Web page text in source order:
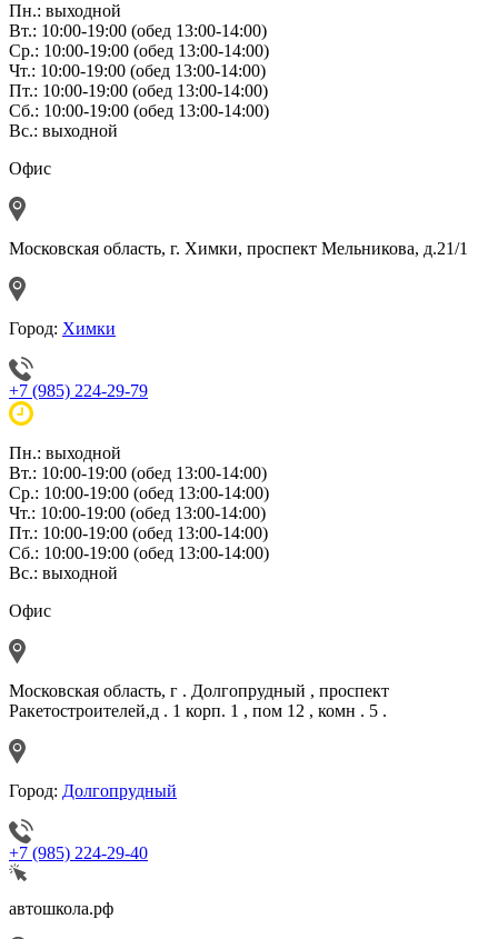
Пн.: выходной
Вт.: 10:00-19:00 (обед 13:00-14:00)
Ср.: 10:00-19:00 (обед 13:00-14:00)
Чт.: 10:00-19:00 (обед 13:00-14:00)
Пт.: 10:00-19:00 (обед 13:00-14:00)
Сб.: 10:00-19:00 (обед 13:00-14:00)
Вс.: выходной
Офис
Московская область, г. Химки, проспект Мельникова, д.21/1
Город: Химки
+7 (985) 224-29-79
Пн.: выходной
Вт.: 10:00-19:00 (обед 13:00-14:00)
Ср.: 10:00-19:00 (обед 13:00-14:00)
Чт.: 10:00-19:00 (обед 13:00-14:00)
Пт.: 10:00-19:00 (обед 13:00-14:00)
Сб.: 10:00-19:00 (обед 13:00-14:00)
Вс.: выходной
Офис
Московская область, г . Долгопрудный , проспект
Ракетостроителей,д . 1 корп. 1 , пом 12 , комн . 5 .
Город: Долгопрудный
+7 (985) 224-29-40
автошкола.рф